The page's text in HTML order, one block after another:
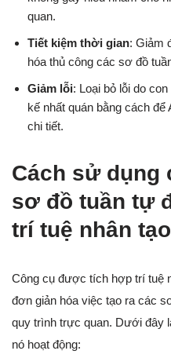
quan.
Tiết kiệm thời gian: Giảm
hóa thủ công các sơ đồ
Giảm lỗi: Loại bỏ lỗi do
kế nhất quán bằng cách
chi tiết.
Cách sử dụng
sơ đồ tuần tự
trí tuệ nhân tạo
Công cụ được tích hợp trí tuệ
đơn giản hóa việc tạo ra các
quy trình trực quan. Dưới đây
nó hoạt động: